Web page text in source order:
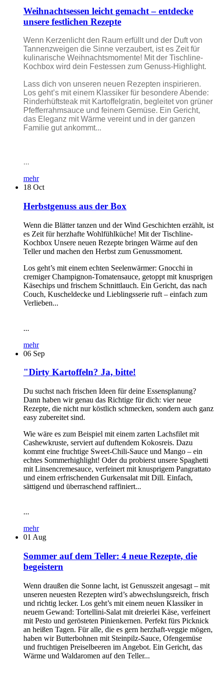
Weihnachtsessen leicht gemacht – entdecke
unsere festlichen Rezepte
Wenn Kerzenlicht den Raum erfüllt und der Duft von
Tannenzweigen die Sinne verzaubert, ist es Zeit für
kulinarische Weihnachtsmomente! Mit der Tischline-
Kochbox wird dein Festessen zum Genuss-Highlight.
Lass dich von unseren neuen Rezepten inspirieren.
Los geht’s mit einem Klassiker für besondere Abende:
Rinderhüftsteak mit Kartoffelgratin, begleitet von grüner
Pfefferrahmsauce und feinem Gemüse. Ein Gericht,
das Eleganz mit Wärme vereint und in der ganzen
Familie gut ankommt...
...
mehr
18 Oct
Herbstgenuss aus der Box
Wenn die Blätter tanzen und der Wind Geschichten erzählt, ist
es Zeit für herzhafte Wohlfühlküche! Mit der Tischline-
Kochbox Unsere neuen Rezepte bringen Wärme auf den
Teller und machen den Herbst zum Genussmoment.
Los geht’s mit einem echten Seelenwärmer: Gnocchi in
cremiger Champignon-Tomatensauce, getoppt mit knusprigen
Käsechips und frischem Schnittlauch. Ein Gericht, das nach
Couch, Kuscheldecke und Lieblingsserie ruft – einfach zum
Verlieben...
...
mehr
06 Sep
"Dirty Kartoffeln? Ja, bitte!
Du suchst nach frischen Ideen für deine Essensplanung?
Dann haben wir genau das Richtige für dich: vier neue
Rezepte, die nicht nur köstlich schmecken, sondern auch ganz
easy zubereitet sind.
Wie wäre es zum Beispiel mit einem zarten Lachsfilet mit
Cashewkruste, serviert auf duftendem Kokosreis. Dazu
kommt eine fruchtige Sweet-Chili-Sauce und Mango – ein
echtes Sommerhighlight! Oder du probierst unsere Spaghetti
mit Linsencremesauce, verfeinert mit knusprigem Pangrattato
und einem erfrischenden Gurkensalat mit Dill. Einfach,
sättigend und überraschend raffiniert...
...
mehr
01 Aug
Sommer auf dem Teller: 4 neue Rezepte, die
begeistern
Wenn draußen die Sonne lacht, ist Genusszeit angesagt – mit
unseren neuesten Rezepten wird’s abwechslungsreich, frisch
und richtig lecker. Los geht’s mit einem neuen Klassiker in
neuem Gewand: Tortellini-Salat mit dreierlei Käse, verfeinert
mit Pesto und gerösteten Pinienkernen. Perfekt fürs Picknick
an heißen Tagen. Für alle, die es gern herzhaft-veggie mögen,
haben wir Butterbohnen mit Steinpilz-Sauce, Ofengemüse
und fruchtigen Preiselbeeren im Angebot. Ein Gericht, das
Wärme und Waldaromen auf den Teller...